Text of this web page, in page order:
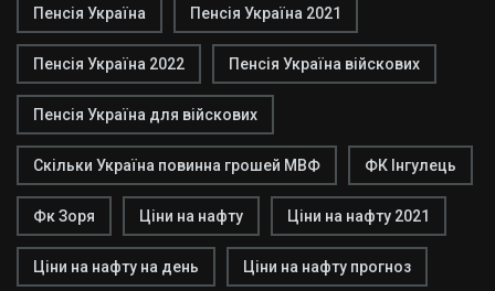
Пенсія Україна Пенсія Україна 2021
Пенсія Україна 2022 Пенсія Україна війскових
Пенсія Україна для війскових
Скільки Україна повинна грошей МВФ ФК Інгулець
Фк Зоря Ціни на нафту Ціни на нафту 2021
Ціни на нафту на день Ціни на нафту прогноз